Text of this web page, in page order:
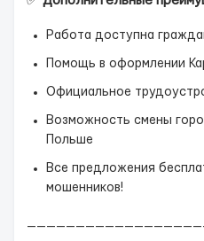
Работа доступна
Помощь в оформлении
Официальное
Возможность смены
Польше
Все предложения
мошенников!